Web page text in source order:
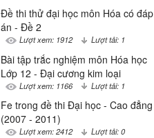
Đề thi thử đại học môn Hóa có đáp
án - Đề 2
Lượt xem: 1912 Lượt tải: 1
Bài tập trắc nghiệm môn Hóa học
Lớp 12 - Đại cương kim loại
Lượt xem: 1166 Lượt tải: 1
Fe trong đề thi Đại học - Cao đẳng
(2007 - 2011)
Lượt xem: 2412 Lượt tải: 0